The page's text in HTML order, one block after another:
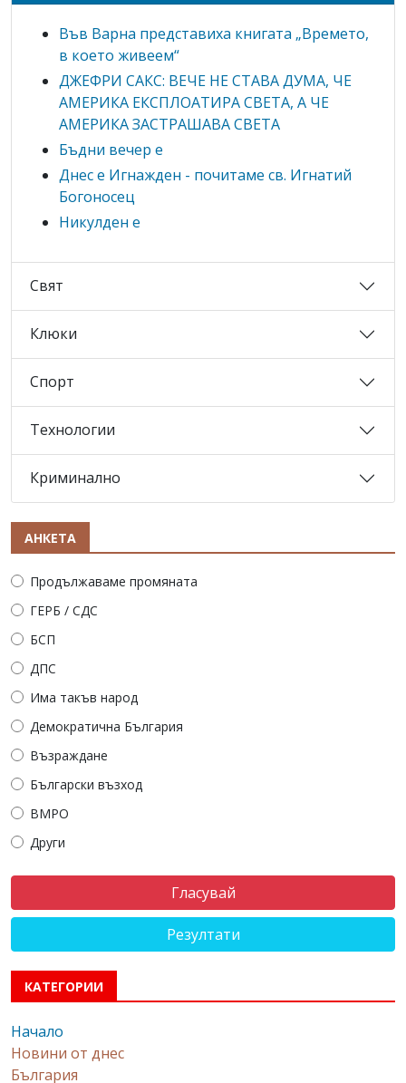
Във Варна представиха книгата „Времето,
в което живеем“
ДЖЕФРИ САКС: ВЕЧЕ НЕ СТАВА ДУМА, ЧЕ
АМЕРИКА ЕКСПЛОАТИРА СВЕТА, А ЧЕ
АМЕРИКА ЗАСТРАШАВА СВЕТА
Бъдни вечер е
Днес е Игнажден - почитаме св. Игнатий
Богоносец
Никулден е
Свят
Клюки
Спорт
Технологии
Криминално
АНКЕТА
Продължаваме промяната
ГЕРБ / СДС
БСП
ДПС
Има такъв народ
Демократична България
Възраждане
Български възход
ВМРО
Други
Резултати
КАТЕГОРИИ
Начало
Новини от днес
България